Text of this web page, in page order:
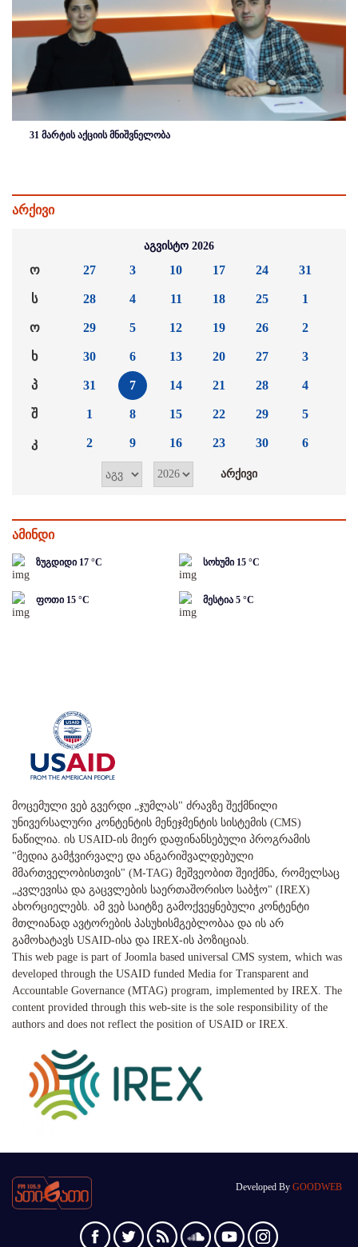
31 მარტის აქციის მნიშვნელობა
არქივი
აგვისტო 2026
ო
ს
ო
ხ
პ
შ
კ
27
28
29
30
31
1
2
3
4
5
6
7
8
9
10
11
12
13
14
15
16
17
18
19
20
21
22
23
24
25
26
27
28
29
30
31
1
2
3
4
5
6
ამინდი
ზუგდიდი 17 °C სოხუმი 15 °C
ფოთი 15 °C მესტია 5 °C
მოცემული ვებ გვერდი „ჯუმლას" ძრავზე შექმნილი
უნივერსალური კონტენტის მენეჯმენტის სისტემის (CMS)
ნაწილია. ის USAID-ის მიერ დაფინანსებული პროგრამის
"მედია გამჭვირვალე და ანგარიშვალდებული
მმართველობისთვის" (M-TAG) მეშვეობით შეიქმნა, რომელსაც
„კვლევისა და გაცვლების საერთაშორისო საბჭო" (IREX)
ახორციელებს. ამ ვებ საიტზე გამოქვეყნებული კონტენტი
მთლიანად ავტორების პასუხისმგებლობაა და ის არ
გამოხატავს USAID-ისა და IREX-ის პოზიციას.
This web page is part of Joomla based universal CMS system, which was
developed through the USAID funded Media for Transparent and
Accountable Governance (MTAG) program, implemented by IREX. The
content provided through this web-site is the sole responsibility of the
authors and does not reflect the position of USAID or IREX.
Developed By GOODWEB